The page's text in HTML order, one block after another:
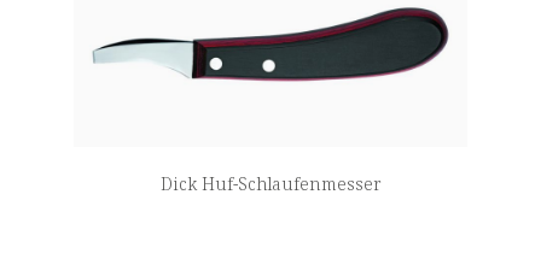
Dick Huf-Schlaufenmesser